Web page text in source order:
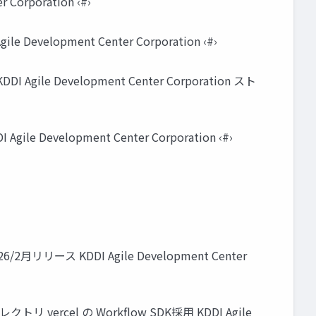
Development Center Corporation ‹#›
Agile Development Center Corporation スト
Agile Development Center Corporation ‹#›
2月リリース KDDI Agile Development Center
クトリ vercel の Workflow SDK採用 KDDI Agile